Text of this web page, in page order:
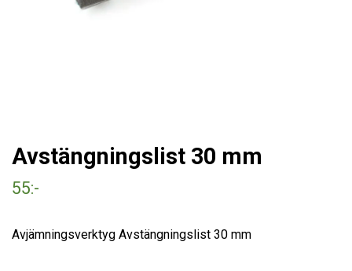
Avstängningslist 30 mm
55:-
Avjämningsverktyg Avstängningslist 30 mm